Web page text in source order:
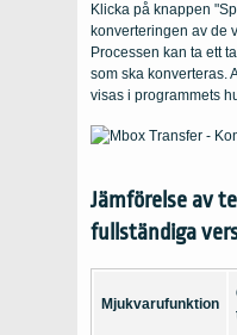
Klicka på knappen
konverteringen av de
Processen kan ta ett
som ska konverteras.
visas i programmets
Jämförelse av
fullständiga
Mjukvarufunktion